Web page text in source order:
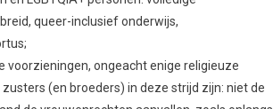
die in bedrijven en op de werkplek bestaan en
en noodzakelijke goederen te organiseren,
basis leggen voor de overname van